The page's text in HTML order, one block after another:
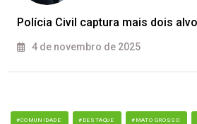
Polícia Civil captura mais dois
4 de novembro de 2025
#COMUNIDADE #DESTAQUE #MATO GROSSO